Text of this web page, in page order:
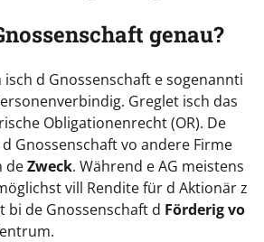
genau?
isch d Gnossenschaft e sogenannti
Greglet isch das
Obligationenrecht (OR). De
Gnossenschaft vo andere Firme
deZweck. Während e AG meistens
vill Rendite für d Aktionär z
bi de Gnossenschaft d Förderig vo